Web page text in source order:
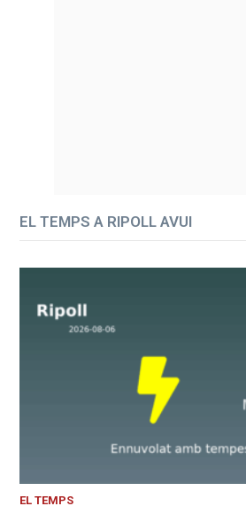
EL TEMPS A RIPOLL AVUI
EL TEMPS